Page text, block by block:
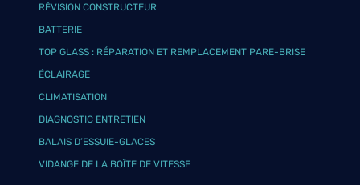
RÉVISION CONSTRUCTEUR
BATTERIE
TOP GLASS : RÉPARATION ET REMPLACEMENT PARE-BRISE
ÉCLAIRAGE
CLIMATISATION
DIAGNOSTIC ENTRETIEN
BALAIS D’ESSUIE-GLACES
VIDANGE DE LA BOÎTE DE VITESSE